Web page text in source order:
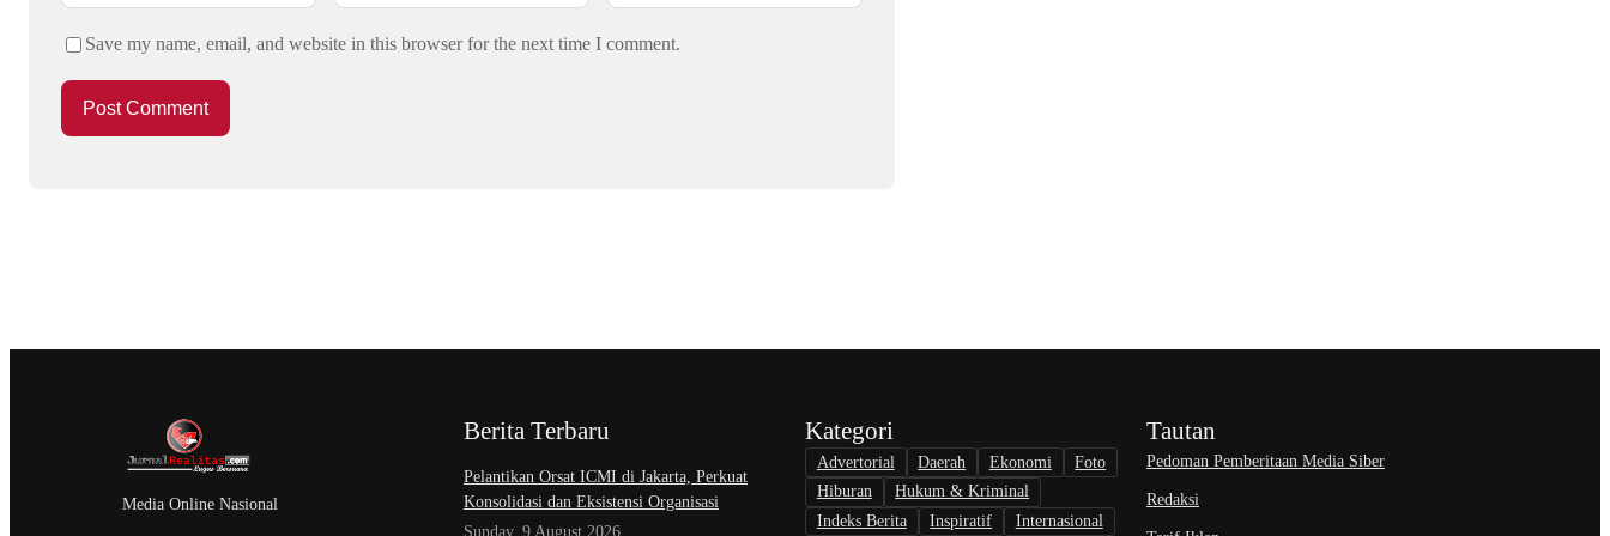
Save my name, email, and website in this browser for the next time I comment.
Media Online Nasional
Berita Terbaru
Pelantikan Orsat ICMI di Jakarta, Perkuat
Konsolidasi dan Eksistensi Organisasi
Sunday, 9 August 2026
Kategori
Advertorial Daerah Ekonomi
Foto
Hiburan
Hukum & Kriminal
Indeks Berita
Inspiratif Internasional
Tautan
Pedoman Pemberitaan Media Siber
Redaksi